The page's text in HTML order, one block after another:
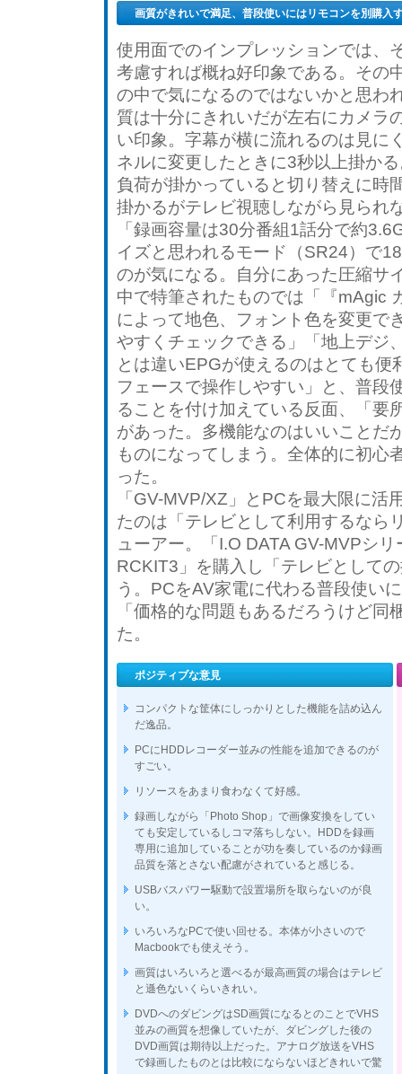
画質がきれいで満足、普段使いにはリモコンを別購入
使用面でのインプレッションでは、
考慮すれば概ね好印象である。その
の中で気になるのではないかと思わ
質は十分にきれいだが左右にカメラ
い印象。字幕が横に流れるのは見に
ネルに変更したときに3秒以上掛か
負荷が掛かっていると切り替えに時
掛かるがテレビ視聴しながら見られ
「録画容量は30分番組1話分で約
イズと思われるモード（SR24）で
のが気になる。自分にあった圧縮サ
中で特筆されたものでは「『mAgic
によって地色、フォント色を変更で
やすくチェックできる」「地上デジ
とは違いEPGが使えるのはとても
フェースで操作しやすい」と、普段
ることを付け加えている反面、「要
があった。多機能なのはいいことだ
ものになってしまう。全体的に初心
った。
「GV-MVP/XZ」とPCを最大限に
たのは「テレビとして利用するなら
ューアー。「I.O DATA GV-MVPシ
RCKIT3」を購入し「テレビとして
う。PCをAV家電に代わる普段使い
「価格的な問題もあるだろうけど
た。
ポジティブな意見
コンパクトな筐体にしっかりとした機能を詰め込ん
だ逸品。
PCにHDDレコーダー並みの性能を追加できるのが
すごい。
リソースをあまり食わなくて好感。
録画しながら「Photo Shop」で画像変換をしてい
ても安定しているしコマ落ちしない。HDDを録画
専用に追加していることが功を奏しているのか録画
品質を落とさない配慮がされていると感じる。
USBバスパワー駆動で設置場所を取らないのが良
い。
いろいろなPCで使い回せる。本体が小さいので
Macbookでも使えそう。
画質はいろいろと選べるが最高画質の場合はテレビ
と遜色ないくらいきれい。
DVDへのダビングはSD画質になるとのことでVHS
並みの画質を想像していたが、ダビングした後の
DVD画質は期待以上だった。アナログ放送をVHS
で録画したものとは比較にならないほどきれいで驚